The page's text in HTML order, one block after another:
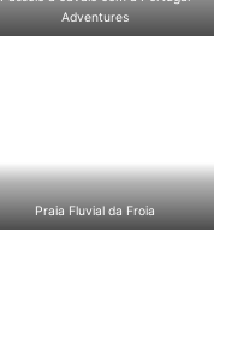
Adventures
Praia Fluvial da Froia